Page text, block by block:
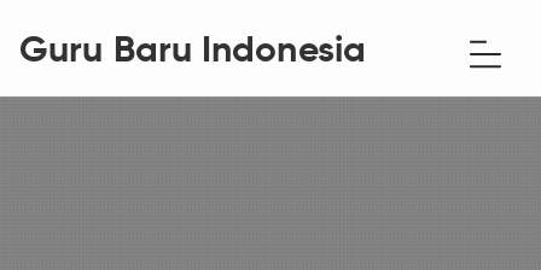
Guru Baru Indonesia